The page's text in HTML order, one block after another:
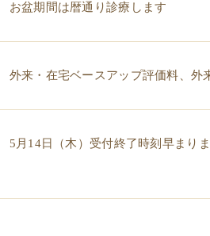
お盆期間は暦通り診療します
外来・在宅ベースアップ評価料、外
5月14日（木）受付終了時刻早まり